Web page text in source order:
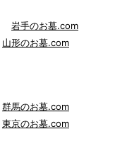
岩手のお墓.com
山形のお墓.com
群馬のお墓.com
東京のお墓.com